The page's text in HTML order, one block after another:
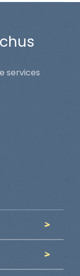
services